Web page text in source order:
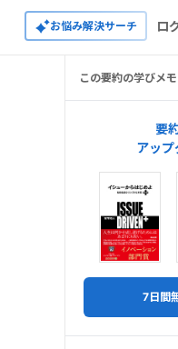
お悩み解決サーチ ロ
この要約の学びメモ
要
アップ
7日間